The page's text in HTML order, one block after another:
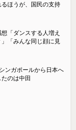
ほうが、国民の支持
「ダンスする人増え
「みんな同じ顔に見
ンガポールから日本へ
のは中田